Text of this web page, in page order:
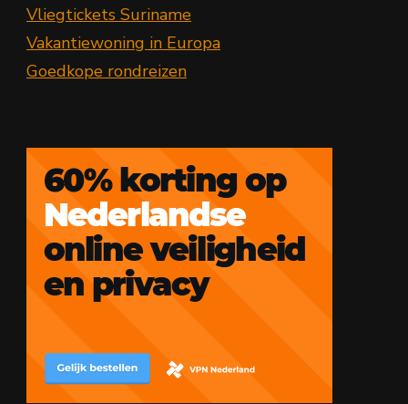
Vliegtickets Suriname
Vakantiewoning in Europa
Goedkope rondreizen